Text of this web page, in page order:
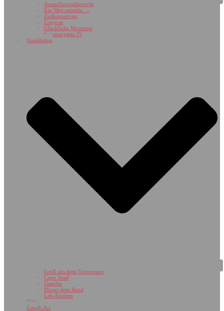
Ausstellungsübersicht
Ein Weg entsteht …
Zeitkonserven
Copycat
Glückliche Momente
Sommergäste IV
Installation
Gruß aus dem Universum
Capri Insel
Datsche
Hinter dem Rand
Leb-Kuchen
Film
Laugh Art